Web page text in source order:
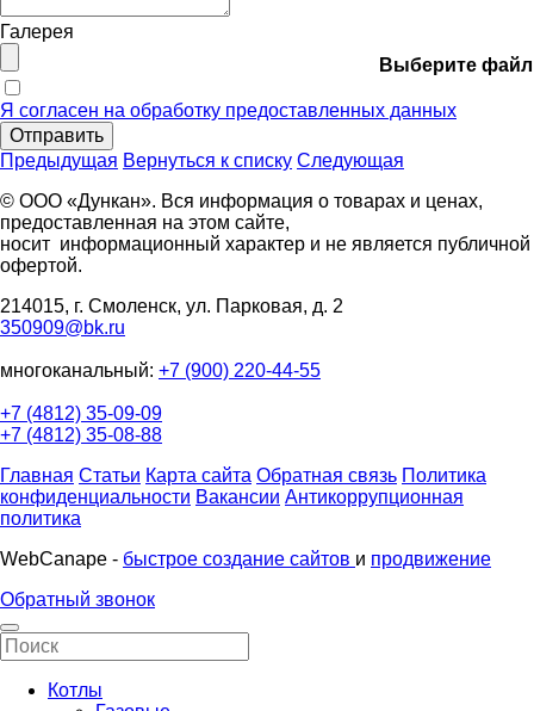
Галерея
Выберите файл
Я согласен на обработку предоставленных данных
Отправить
Предыдущая Вернуться к списку Следующая
© ООО «Дункан». Вся информация о товарах и ценах,
предоставленная на этом сайте,
носит информационный характер и не является публичной
офертой.
214015, г. Смоленск, ул. Парковая, д. 2
350909@bk.ru
многоканальный: +7 (900) 220-44-55
+7 (4812) 35-09-09
+7 (4812) 35-08-88
Главная Статьи Карта сайта Обратная связь Политика
конфиденциальности Вакансии Антикоррупционная
политика
WebCanape - быстрое создание сайтов и продвижение
Обратный звонок
Котлы